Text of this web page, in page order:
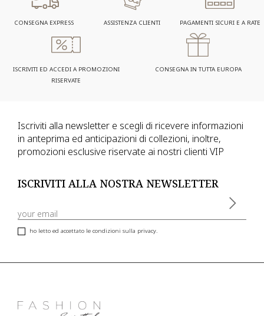
CONSEGNA EXPRESS ASSISTENZA CLIENTI PAGAMENTI SICURI E A RATE
ISCRIVITI ED ACCEDI A PROMOZIONI
RISERVATE
CONSEGNA IN TUTTA EUROPA
Iscriviti alla newsletter e scegli di ricevere informazioni
in anteprima ed anticipazioni di collezioni, inoltre,
promozioni esclusive riservate ai nostri clienti VIP
ISCRIVITI ALLA NOSTRA NEWSLETTER
ho letto ed accettato le condizioni sulla privacy.